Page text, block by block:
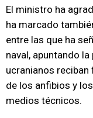
El ministro ha
ha marcado
entre las que ha
naval, apuntando
ucranianos reciban
de los anfibios y
medios técnicos.